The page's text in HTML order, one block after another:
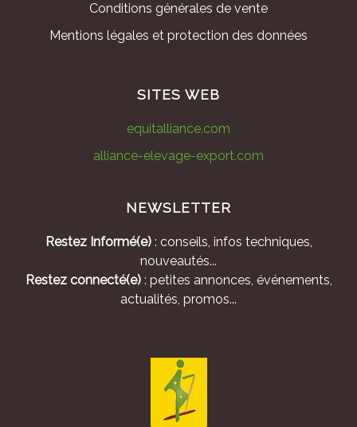
Conditions générales de vente
Mentions légales et protection des données
SITES WEB
equitalliance.com
alliance-elevage-export.com
NEWSLETTER
Restez Informé(e): conseils, infos techniques,
nouveautés...
Restez connecté(e): petites annonces, événements,
actualités, promos...